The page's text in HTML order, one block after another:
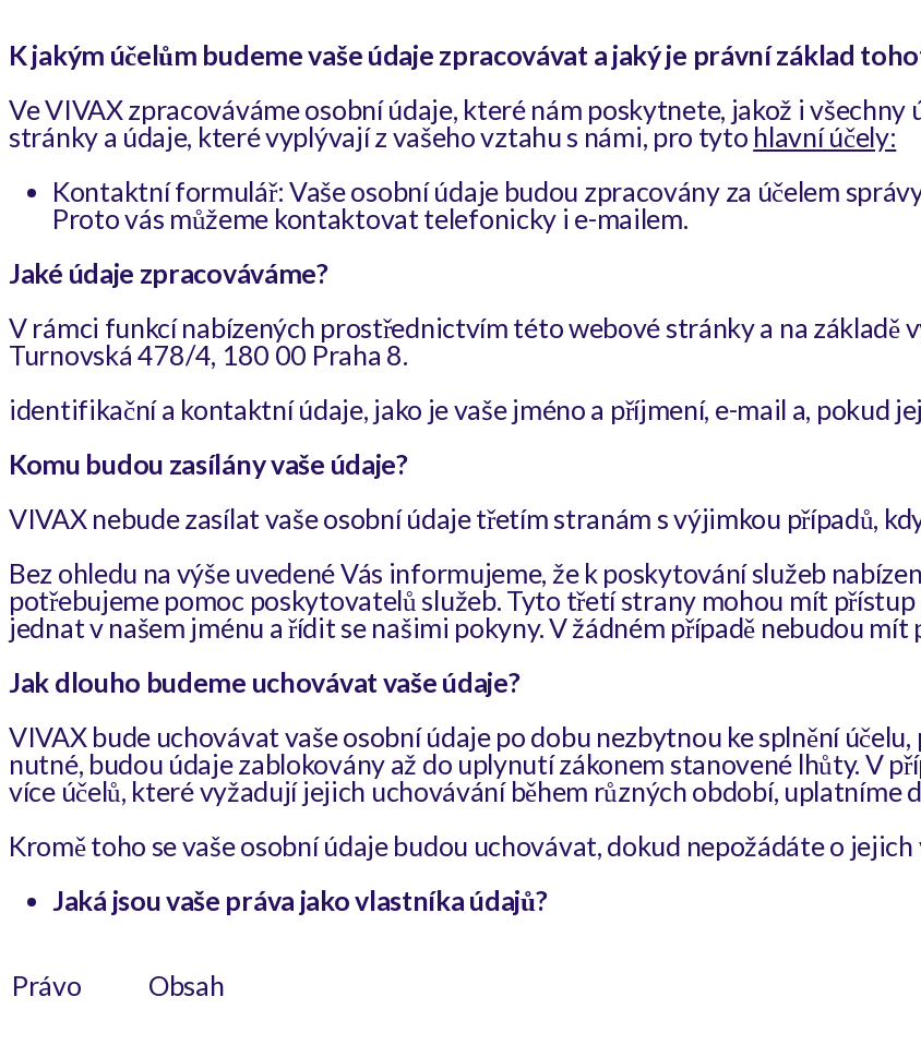
K jakým účelům budeme vaše údaje zpracovávat a jaký je právní základ
Ve VIVAX zpracováváme osobní údaje, které nám poskytnete, jakož i
stránky a údaje, které vyplývají z vašeho vztahu s námi, pro tyto hlavní účely:
Kontaktní formulář: Vaše osobní údaje budou zpracovány za účelem
Proto vás můžeme kontaktovat telefonicky i e-mailem.
Jaké údaje zpracováváme?
V rámci funkcí nabízených prostřednictvím této webové stránky a na základě
Turnovská 478/4, 180 00 Praha 8.
identifikační a kontaktní údaje, jako je vaše jméno a příjmení, e-mail a, pokud
Komu budou zasílány vaše údaje?
VIVAX nebude zasílat vaše osobní údaje třetím stranám s výjimkou případů,
Bez ohledu na výše uvedené Vás informujeme, že k poskytování služeb
potřebujeme pomoc poskytovatelů služeb. Tyto třetí strany mohou mít přístup
jednat v našem jménu a řídit se našimi pokyny. V žádném případě nebudou
Jak dlouho budeme uchovávat vaše údaje?
VIVAX bude uchovávat vaše osobní údaje po dobu nezbytnou ke splnění
nutné, budou údaje zablokovány až do uplynutí zákonem stanovené lhůty. V
více účelů, které vyžadují jejich uchovávání během různých období, uplatníme
Kromě toho se vaše osobní údaje budou uchovávat, dokud nepožádáte o jejich
Jaká jsou vaše práva jako vlastníka údajů?
Právo Obsah